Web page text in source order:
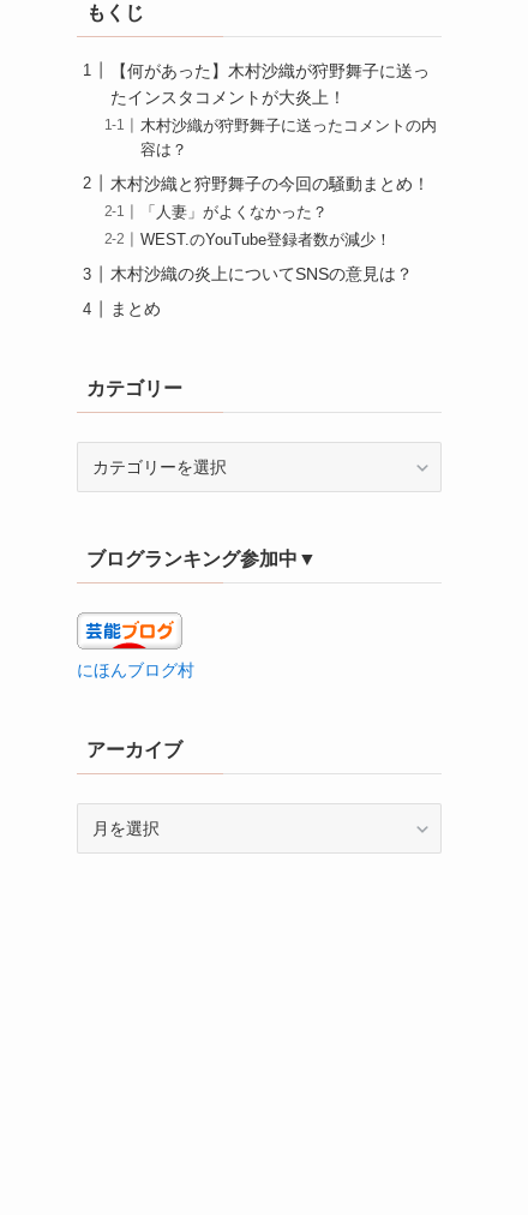
もくじ
【何があった】木村沙織が狩野舞子に送っ
たインスタコメントが大炎上！
木村沙織が狩野舞子に送ったコメントの内
容は？
木村沙織と狩野舞子の今回の騒動まとめ！
「人妻」がよくなかった？
WEST.のYouTube登録者数が減少！
木村沙織の炎上についてSNSの意見は？
まとめ
カテゴリー
ーブログランキング参加中▼
にほんブログ村
アーカイブ